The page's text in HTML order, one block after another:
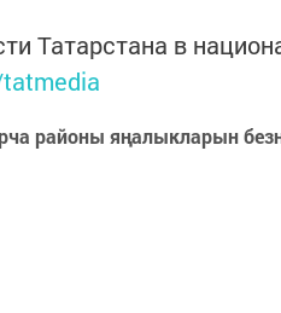
Татарстана в
районы яңалыкларын